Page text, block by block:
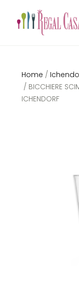
Home /
/ BICCHIERE
ICHENDORF